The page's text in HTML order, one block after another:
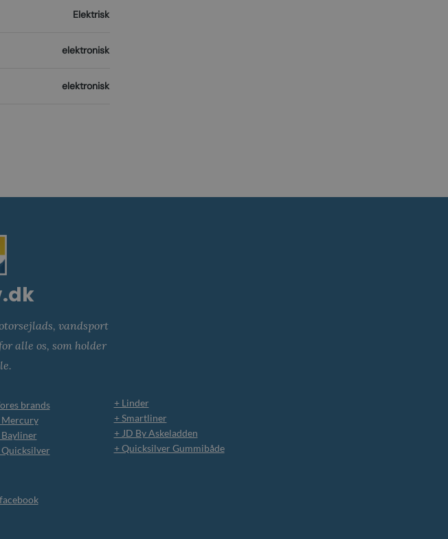
Elektrisk
elektronisk
elektronisk
vandsport
alle os, som holder
brands
Mercury
Bayliner
Quicksilver
+ Linder
+ Smartliner
+ JD By Askeladden
+ Quicksilver Gummibåde